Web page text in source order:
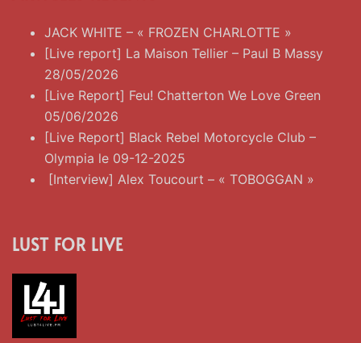
JACK WHITE – « FROZEN CHARLOTTE »
[Live report] La Maison Tellier – Paul B Massy
28/05/2026
[Live Report] Feu! Chatterton We Love Green
05/06/2026
[Live Report] Black Rebel Motorcycle Club –
Olympia le 09-12-2025
[Interview] Alex Toucourt – « TOBOGGAN »
LUST FOR LIVE